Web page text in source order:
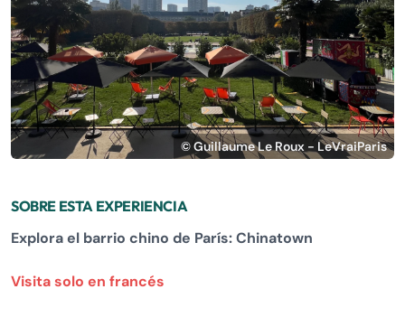
© Guillaume Le Roux - LeVraiParis
SOBRE ESTA EXPERIENCIA
Explora el barrio chino de París: Chinatown
Visita solo en francés